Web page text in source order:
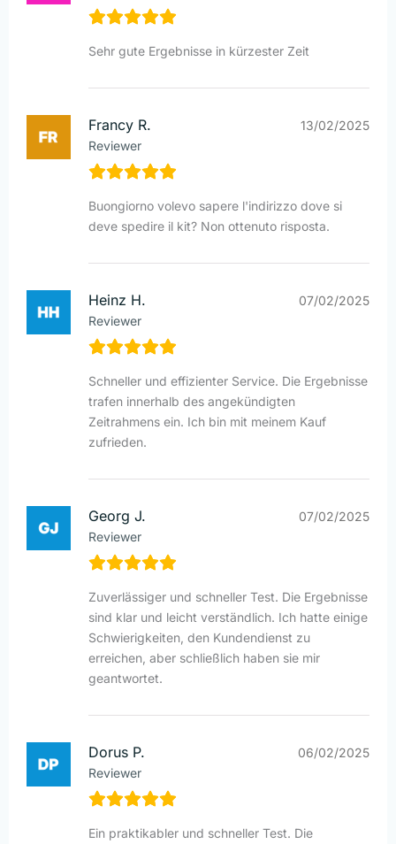
Sehr gute Ergebnisse in kürzester Zeit
Francy R.
Reviewer
13/02/2025
Buongiorno volevo sapere l'indirizzo dove si
deve spedire il kit? Non ottenuto risposta.
Heinz H.
Reviewer
07/02/2025
Schneller und effizienter Service. Die Ergebnisse
trafen innerhalb des angekündigten
Zeitrahmens ein. Ich bin mit meinem Kauf
zufrieden.
Georg J.
Reviewer
07/02/2025
Zuverlässiger und schneller Test. Die Ergebnisse
sind klar und leicht verständlich. Ich hatte einige
Schwierigkeiten, den Kundendienst zu
erreichen, aber schließlich haben sie mir
geantwortet.
Dorus P.
Reviewer
06/02/2025
Ein praktikabler und schneller Test. Die